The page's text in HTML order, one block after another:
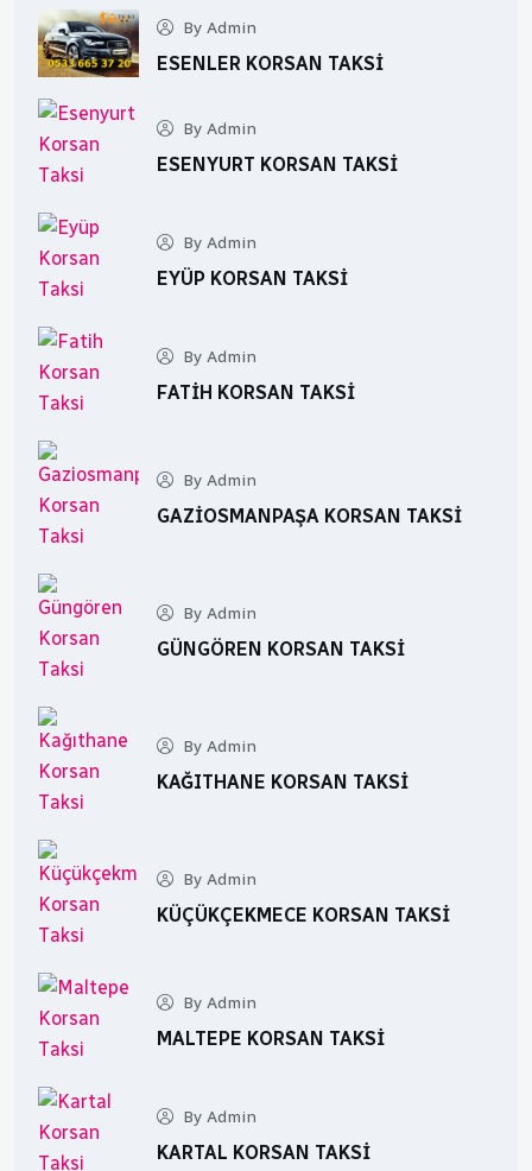
By Admin
ESENLER KORSAN TAKSI
By Admin
ESENYURT KORSAN TAKSI
By Admin
EYÜP KORSAN TAKSI
By Admin
FATIH KORSAN TAKSI
By Admin
GAZIOSMANPAŞA KORSAN TAKSI
By Admin
GÜNGÖREN KORSAN TAKSI
By Admin
KAĞITHANE KORSAN TAKSI
By Admin
KÜÇÜKÇEKMECE KORSAN TAKSI
By Admin
MALTEPE KORSAN TAKSI
By Admin
KARTAL KORSAN TAKSI